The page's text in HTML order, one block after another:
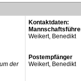
der
Kontaktdaten:
Weikert, Benedikt
Postempfänger
Weikert, Benedikt